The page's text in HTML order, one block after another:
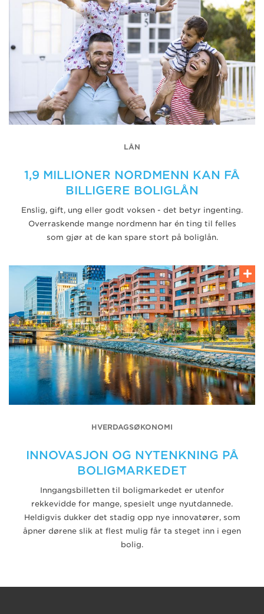
LÅN
1,9 MILLIONER NORDMENN KAN FÅ
BILLIGERE BOLIGLÅN
Enslig, gift, ung eller godt voksen - det betyr ingenting.
Overraskende mange nordmenn har én ting til felles
som gjør at de kan spare stort på boliglån.
HVERDAGSØKONOMI
INNOVASJON OG NYTENKNING PÅ
BOLIGMARKEDET
Inngangsbilletten til boligmarkedet er utenfor
rekkevidde for mange, spesielt unge nyutdannede.
Heldigvis dukker det stadig opp nye innovatører, som
åpner dørene slik at flest mulig får ta steget inn i egen
bolig.